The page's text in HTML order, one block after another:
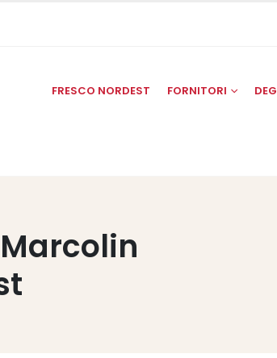
FRESCO NORDEST FORNITORI